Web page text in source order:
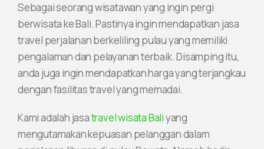
Sebagai seorang wisatawan yang ingin pergi
berwisata ke Bali. Pastinya ingin mendapatkan jasa
travel perjalanan berkeliling pulau yang memiliki
pengalaman dan pelayanan terbaik. Disamping itu,
anda juga ingin mendapatkan harga yang terjangkau
dengan fasilitas travel yang memadai.
Kami adalah jasatravel wisata Baliyang
mengutamakan kepuasan pelanggan dalam